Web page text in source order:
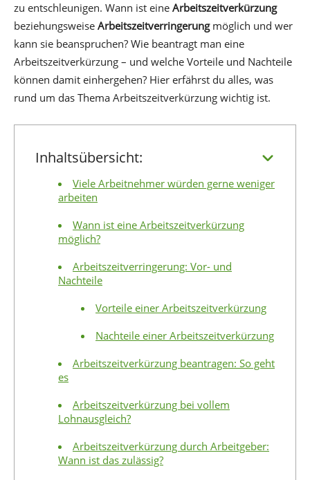
zu entschleunigen. Wann ist eine Arbeitszeitverkürzung
beziehungsweise Arbeitszeitverringerungmöglich und wer
kann sie beanspruchen? Wie beantragt man eine
Arbeitszeitverkürzung – und welche Vorteile und Nachteile
können damit einhergehen? Hier erfährst du alles, was
rund um das Thema Arbeitszeitverkürzung wichtig ist.
Inhaltsübersicht:
Viele Arbeitnehmer würden gerne weniger
arbeiten
Wann ist eine Arbeitszeitverkürzung
möglich?
Arbeitszeitverringerung: Vor- und
Nachteile
Vorteile einer Arbeitszeitverkürzung
Nachteile einer Arbeitszeitverkürzung
Arbeitszeitverkürzung beantragen: So geht
es
Arbeitszeitverkürzung bei vollem
Lohnausgleich?
Arbeitszeitverkürzung durch Arbeitgeber:
Wann ist das zulässig?